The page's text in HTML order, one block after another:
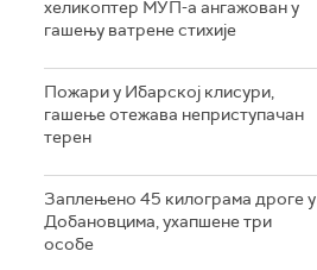
хеликоптер МУП-а ангажован у
гашењу ватрене стихије
Пожари у Ибарској клисури,
гашење отежава неприступачан
терен
Заплењено 45 килограма дроге у
Добановцима, ухапшене три
особе